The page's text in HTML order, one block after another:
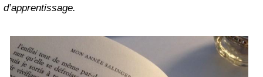
d’apprentissage.